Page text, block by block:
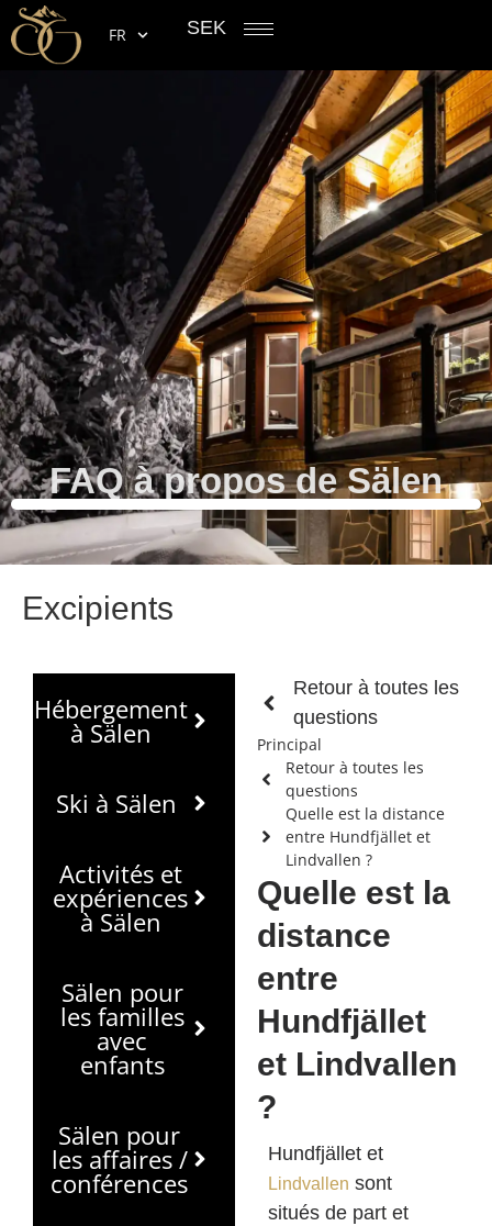
FR SEK
FAQ à propos de Sälen
Excipients
Hébergement
à Sälen
Ski à Sälen
Activités et
expériences
à Sälen
Sälen pour
les familles
avec
enfants
Sälen pour
les affaires /
conférences
Retour à toutes les
questions
Principal
Retour à toutes les
questions
Quelle est la distance
entre Hundfjället et
Lindvallen ?
Quelle est la
distance
entre
Hundfjället
et Lindvallen
?
Hundfjället et
Lindvallen sont
situés de part et